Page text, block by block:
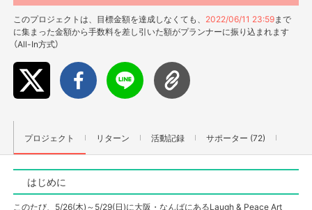
このプロジェクトは、目標金額を達成しなくても、 2022/06/11 23:59まで
に集まった金額から手数料を差し引いた額がプランナーに振り込まれます
（All-In方式）
プロジェクト リターン 活動記録 サポーター (72)
はじめに
このたび、5/26(木)～5/29(日)に大阪・なんばにあるLaugh & Peace Art